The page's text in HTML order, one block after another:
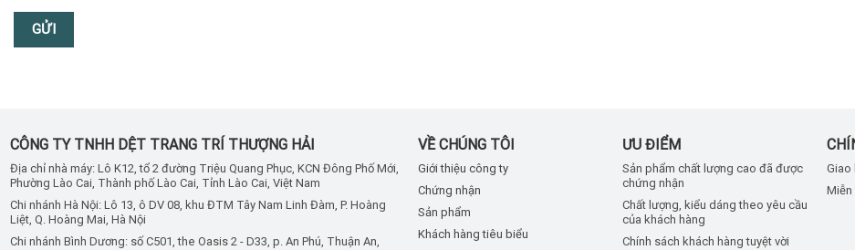
CÔNG TY TNHH DỆT TRANG TRÍ THƯỢNG HẢI
Địa chỉ nhà máy: Lô K12, tổ 2 đường Triệu Quang Phục, KCN Đông Phố Mới,
Phường Lào Cai, Thành phố Lào Cai, Tỉnh Lào Cai, Việt Nam
Chi nhánh Hà Nội: Lô 13, ô DV 08, khu ĐTM Tây Nam Linh Đàm, P. Hoàng
Liệt, Q. Hoàng Mai, Hà Nội
Chi nhánh Bình Dương: số C501, the Oasis 2 - D33, p. An Phú, Thuận An,
VỀ CHÚNG TÔI
Giới thiệu công ty
Chứng nhận
Sản phẩm
Khách hàng tiêu biểu
ƯU ĐIỂM
Sản phẩm chất lượng cao đã được
chứng nhận
Chất lượng, kiểu dáng theo yêu cầu
của khách hàng
Chính sách khách hàng tuyệt vời
Giao
Miễn